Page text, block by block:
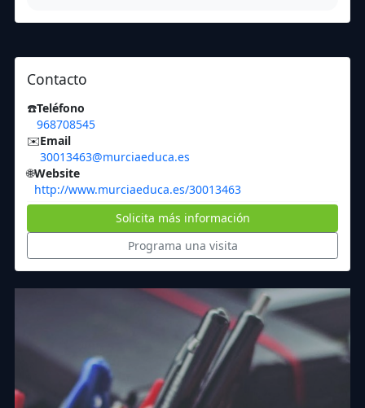
Contacto
☎️Teléfono
968708545
✉️Email
30013463@murciaeduca.es
🌐Website
http://www.murciaeduca.es/30013463
Solicita más información
Programa una visita